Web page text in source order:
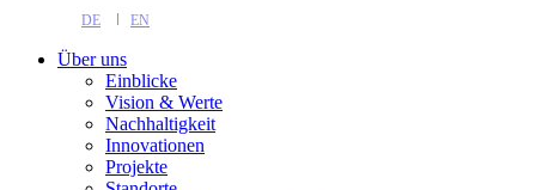
DE EN
Über uns
Einblicke
Vision & Werte
Nachhaltigkeit
Innovationen
Projekte